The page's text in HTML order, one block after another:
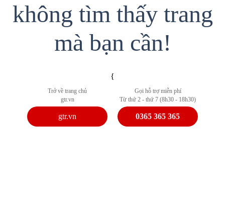
không tìm thấy trang
mà bạn cần!
{
Trở về trang chủ
gtr.vn
gtr.vn
Gọi hỗ trợ miễn phí
Từ thứ 2 - thứ 7 (8h30 - 18h30)
0365 365 365